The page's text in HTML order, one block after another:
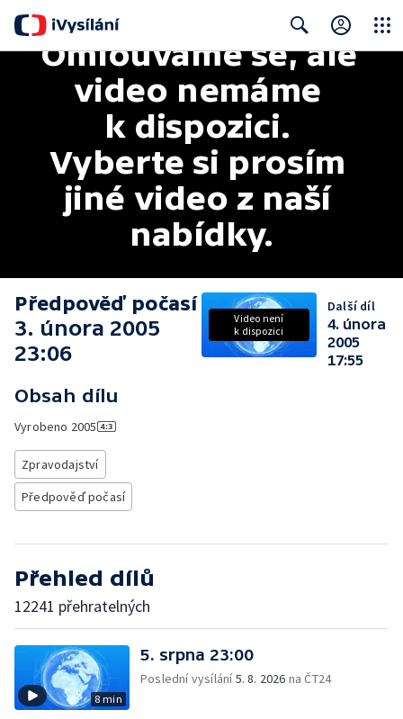
Search
Omlouváme se, ale
video nemáme
k dispozici.
Vyberte si prosím
jiné video z naší
nabídky.
Předpověď počasí
3. února 2005
23:06
Obsah dílu
Vyrobeno 2005
Zpravodajství
Předpověď počasí
Video není
k dispozici
Další díl
4. února
2005
17:55
Přehled dílů
12241 přehratelných
8 min
5. srpna 23:00
Poslední vysílání5. 8. 2026 na ČT24